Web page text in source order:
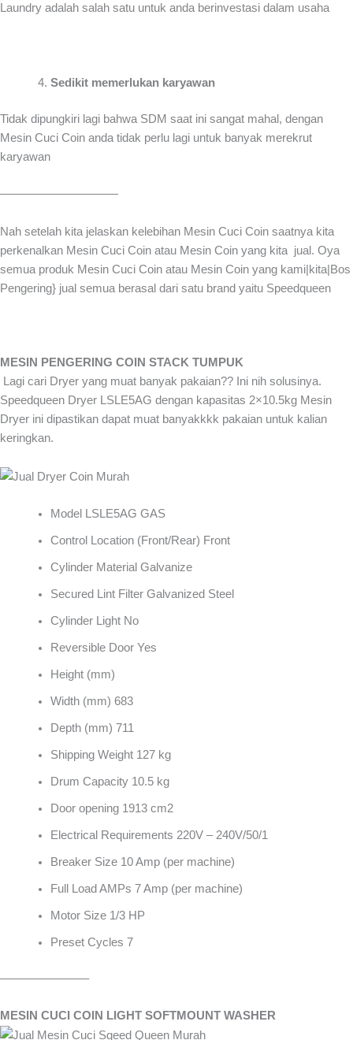
Laundry adalah salah satu untuk anda berinvestasi dalam usaha
Sedikit memerlukan karyawan
Tidak dipungkiri lagi bahwa SDM saat ini sangat mahal, dengan
Mesin Cuci Coin anda tidak perlu lagi untuk banyak merekrut
karyawan
——————————
Nah setelah kita jelaskan kelebihan Mesin Cuci Coin saatnya kita
perkenalkan Mesin Cuci Coin atau Mesin Coin yang kita jual. Oya
semua produk Mesin Cuci Coin atau Mesin Coin yang kami|kita|Bos
Pengering} jual semua berasal dari satu brand yaitu Speedqueen
MESIN PENGERING COIN STACK TUMPUK
Lagi cari Dryer yang muat banyak pakaian?? Ini nih solusinya.
Speedqueen Dryer LSLE5AG dengan kapasitas 2×10.5kg Mesin
Dryer ini dipastikan dapat muat banyakkkk pakaian untuk kalian
keringkan.
Model LSLE5AG GAS
Control Location (Front/Rear) Front
Cylinder Material Galvanize
Secured Lint Filter Galvanized Steel
Cylinder Light No
Reversible Door Yes
Height (mm)
Width (mm) 683
Depth (mm) 711
Shipping Weight 127 kg
Drum Capacity 10.5 kg
Door opening 1913 cm2
Electrical Requirements 220V – 240V/50/1
Breaker Size 10 Amp (per machine)
Full Load AMPs 7 Amp (per machine)
Motor Size 1/3 HP
Preset Cycles 7
———————–
MESIN CUCI COIN LIGHT SOFTMOUNT WASHER